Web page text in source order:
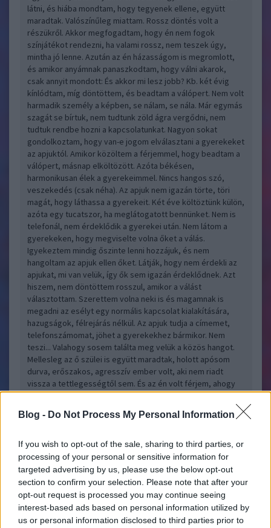
Blog - Do Not Process My Personal Information
If you wish to opt-out of the sale, sharing to third parties, or
processing of your personal or sensitive information for
targeted advertising by us, please use the below opt-out
section to confirm your selection. Please note that after your
opt-out request is processed you may continue seeing
interest-based ads based on personal information utilized by
us or personal information disclosed to third parties prior to
látni, és hiába mondtam, hogy tegyenek ellene, együtt
maradtak. Valószínűleg miattam. Rossz döntés volt a
részükről. Akkor megfogadtam, hogy én nem fogok
színjátékot rendezni, ha valami rossz, nem teszek úgy,
mintha jó lenne. Azután az én házasságom is megromlott,
és amikor anyámnak panaszkodtam, hogy válni akarok,
csak annyit mondott: És akkor mi lesz jobb? Kb. két évig
kínlódtam, míg döntöttem, és beadtam a válópert. Nem volt
harmadik személy a képben, se nálam, se nála. Már egymás
szagát se bírtuk, nem tudtunk zöld ágra vergődni, nem
tudtuk rendbe hozni a kapcsolatunkat. Nagyon sokat
gondolkoztam, hogy van-e jogom elválasztani a gyerekeket
az apjuktól. Amikor közöltem a férjemmel, hogy beadtam a
válópert, másnap elköltözött. Azóta békésen,
harmonikusan élek a gyerekeimmel. Nincs hangos szó,
veszekedés (csak néha). Az apjuk nem igazán törte, töri
magát, hogy láthassa a gyerekeit. Két éve költöztünk külön,
azóta egy tucatszor, ha meglátogatott bennünket. Nem is
telefonál, nem érdeklődik a gyerekei után. Nem látom a
gyerekeken, hogy megviselte volna őket a válás.
Igyekeztem mindig őszinte lenni hozzájuk, és nem
hangoltam az apjuk ellen őket. Látják, hogy nem érdekli az
apjukat, mi van velük, így ők sem igazán érdeklődnek. Azt
hiszem, nem döntöttem rosszul, amikor a válást
választottam. Szerettem volna neki is és magamnak is
megadni az esélyt egy normális kapcsolat kialakítására,
hazugságok, félrejárás nélkül. Az apjuk tudja a címemet,
telefonszámomat, jöhet a gyerekekhez bármikor. Nem
teszi... Valahogy sosem találta meg velük a közös hangot.
Mellesleg az ő szülei is együtt maradtak, holott apósom
durva, erőszakos, agresszív ember volt, aki nem riadt
vissza a tettlegességtől sem. És az én volt férjem, ahogy
idősödött, egyre jobban kezdett hasonlítani az apjára.
@KomplexSokaság: Igen.
@changebug: A döntésem befolyásolja a gyerekek
viszonyulását. Nem mindegy, hogy együtt élünk és nap mint
nap tanúja a veszekedéseknek, vagy nem élünk együtt és
normális kapcsolatot tud kiépíteni az apjával. A gyerekek
miatt tartott két évig, mire a válás mellett döntöttem.